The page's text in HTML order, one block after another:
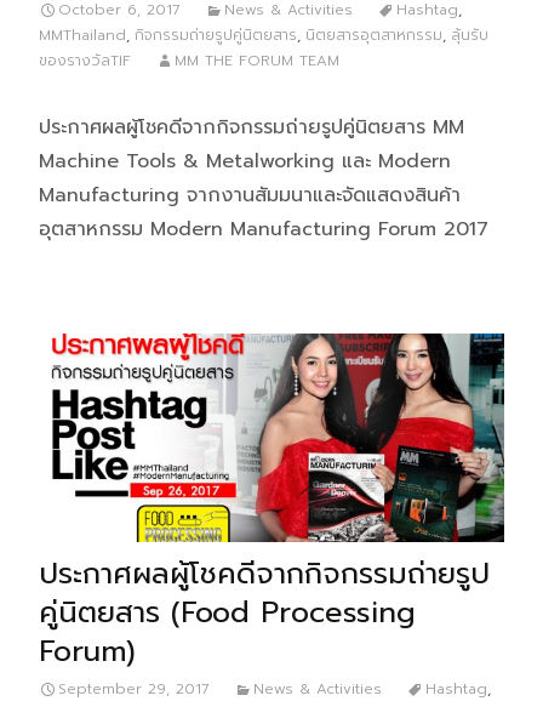
October 6, 2017 News & Activities Hashtag,
MMThailand, กิจกรรมถ่ายรูปคู่นิตยสาร, นิตยสารอุตสาหกรรม, ลุ้นรับ
ของรางวัลTIF
MM THE FORUM TEAM
ประกาศผลผู้โชคดีจากกิจกรรมถ่ายรูปคู่นิตยสาร MM
Machine Tools & Metalworking และ Modern
Manufacturing จากงานสัมมนาและจัดแสดงสินค้า
อุตสาหกรรม Modern Manufacturing Forum 2017
ประกาศผลผู้โชคดีจากกิจกรรมถ่ายรูป
คู่นิตยสาร (Food Processing
Forum)
September 29, 2017 News & Activities Hashtag